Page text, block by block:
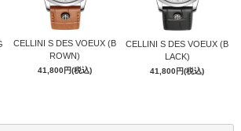
CELLINI S DES VOEUX (B
ROWN)
41,800円(税込)
CELLINI S DES VOEUX (B
LACK)
41,800円(税込)